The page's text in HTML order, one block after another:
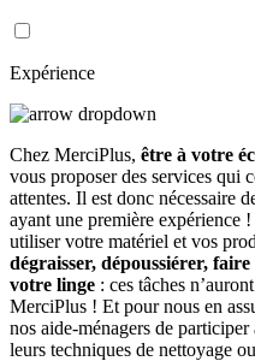
Expérience
Chez MerciPlus, être à votre
vous proposer des services qui
attentes. Il est donc nécessaire
ayant une première expérience
utiliser votre matériel et vos
dégraisser, dépoussiérer,
votre linge : ces tâches
MerciPlus ! Et pour nous en
nos aide-ménagers de participer
leurs techniques de nettoyage